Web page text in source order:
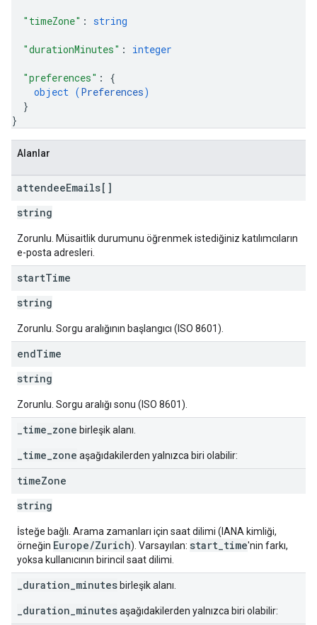
"timeZone" : string
"durationMinutes" : integer
"preferences" : {
object (Preferences)
}
}
Alanlar
attendeeEmails[]
string
Zorunlu. Müsaitlik durumunu öğrenmek istediğiniz katılımcıların
e-posta adresleri.
startTime
string
Zorunlu. Sorgu aralığının başlangıcı (ISO 8601).
endTime
string
Zorunlu. Sorgu aralığı sonu (ISO 8601).
_time_zone birleşik alanı.
_time_zone aşağıdakilerden yalnızca biri olabilir:
timeZone
string
İsteğe bağlı. Arama zamanları için saat dilimi (IANA kimliği,
örneğin Europe/Zurich). Varsayılan: start_time'nin farkı,
yoksa kullanıcının birincil saat dilimi.
_duration_minutes birleşik alanı.
_duration_minutesaşağıdakilerden yalnızca biri olabilir: